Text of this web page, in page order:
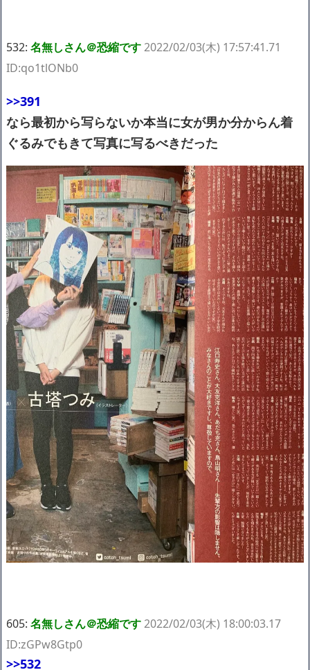
532: 名無しさん＠恐縮です2022/02/03(木) 17:57:41.71
ID:qo1tlONb0
>>391
なら最初から写らないか本当に女が男か分からん着
ぐるみでもきて写真に写るべきだった
605: 名無しさん＠恐縮です2022/02/03(木) 18:00:03.17
ID:zGPw8Gtp0
>>532